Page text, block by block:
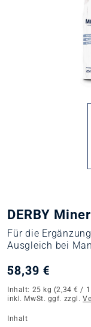
DERBY
Für die
Ausgleich bei
58,39 €
Inhalt: 25 kg (2,34 € /
inkl. MwSt. ggf. zzgl.
Inhaltauswählen